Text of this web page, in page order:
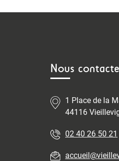
Nous
1 Place de la
44116
02 40 26 50 21